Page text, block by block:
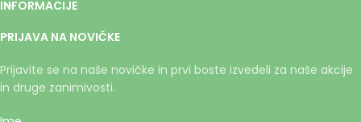
INFORMACIJE
PRIJAVA NA NOVIČKE
Prijavite se na naše novičke in prvi boste izvedeli za naše akcije
in druge zanimivosti.